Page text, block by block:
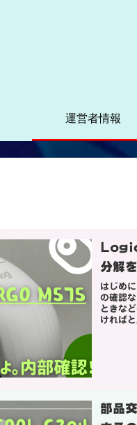
運営者情報
分解
はじめ
の確認
ときな
ければ
部品